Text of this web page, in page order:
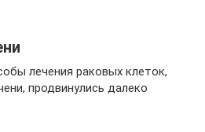
лечения раковых клеток,
продвинулись далеко